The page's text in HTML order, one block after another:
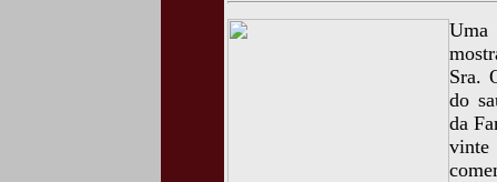
Uma
Sra.
do
da